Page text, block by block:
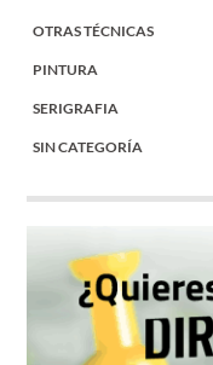
OTRAS TÉCNICAS
PINTURA
SERIGRAFIA
SIN CATEGORÍA